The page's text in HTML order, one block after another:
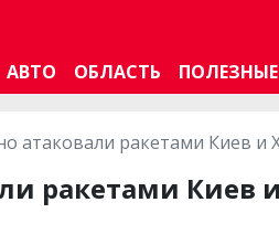
АВТО ОБЛАСТЬ
атаковали ракетами Киев
ракетами Киев